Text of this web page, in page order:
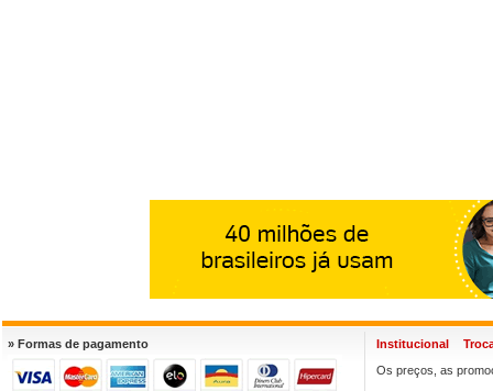
» Formas de pagamento Institucional
Os preços, as